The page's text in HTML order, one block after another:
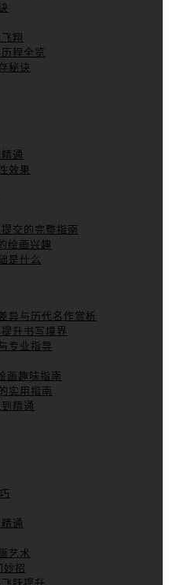
翔
程全览
秘诀
通
效果
交的完整指南
绘画兴趣
是什么
异与历代名作赏析
升书写境界
专业指导
画趣味指南
实用指南
精通
通
艺术
妙招